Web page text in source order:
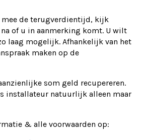
mee de terugverdientijd, kijk
of u in aanmerking komt. U wilt
laag mogelijk. Afhankelijk van het
maken op de
som geld recupereren.
installateur natuurlijk alleen maar
& alle voorwaarden op: